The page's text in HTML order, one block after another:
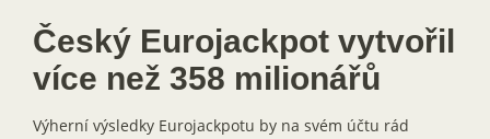
Český Eurojackpot vytvořil
více než 358 milionářů
Výherní výsledky Eurojackpotu by na svém účtu rád